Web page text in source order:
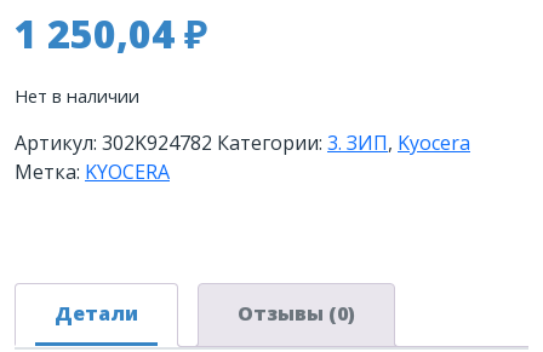
1 250,04₽
Нет в наличии
Артикул: 302K924782 Категории: 3. ЗИП, Kyocera
Метка: KYOCERA
Детали Отзывы (0)